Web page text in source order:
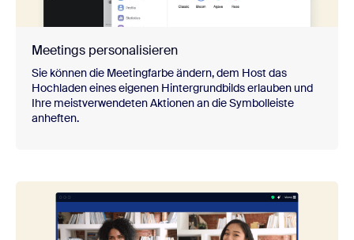
Meetings personalisieren
Sie können die Meetingfarbe ändern, dem Host das
Hochladen eines eigenen Hintergrundbilds erlauben und
Ihre meistverwendeten Aktionen an die Symbolleiste
anheften.